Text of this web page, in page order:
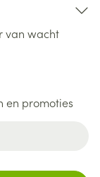
van wacht
en promoties